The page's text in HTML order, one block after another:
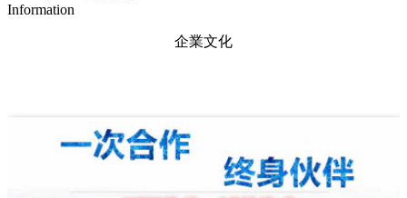
Information
企業文化